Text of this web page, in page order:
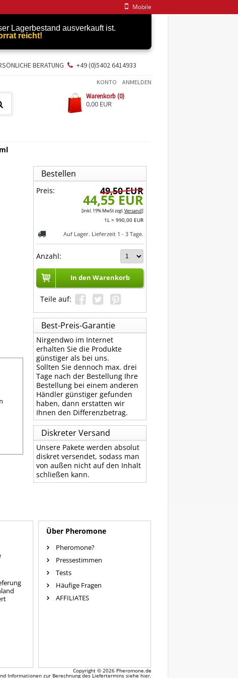
Mobile
Lagerbestand ausverkauft ist.
reicht!
BERATUNG +49 (0)5402 6414933
ANMELDEN
KONTO
Warenkorb (0)
0,00 EUR
Bestellen
Preis: 49,50 EUR
44,55 EUR
[inkl. 19% MwSt zzgl.Versand]
1L = 990,00 EUR
Auf Lager. Lieferzeit 1 - 3 Tage.
Anzahl:
In den Warenkorb
Teile auf:
Best-Preis-Garantie
Nirgendwo im Internet
erhalten Sie die Produkte
günstiger als bei uns.
Sollten Sie dennoch max. drei
Tage nach der Bestellung Ihre
Bestellung bei einem anderen
Händler günstiger gefunden
haben, dann erstatten wir
Ihnen den Differenzbetrag.
Diskreter Versand
Unsere Pakete werden absolut
diskret versendet, sodass man
von außen nicht auf den Inhalt
schließen kann.
Über Pheromone
Pheromone?
Pressestimmen
Tests
Häufige Fragen
AFFILIATES
Copyright © 2026 Pheromone.de
Informationen zur Berechnung des Liefertermins siehe hier.